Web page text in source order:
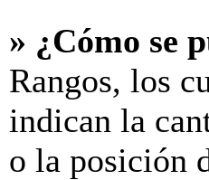
» ¿Cómo se
Rangos, los
indican la
o la posición